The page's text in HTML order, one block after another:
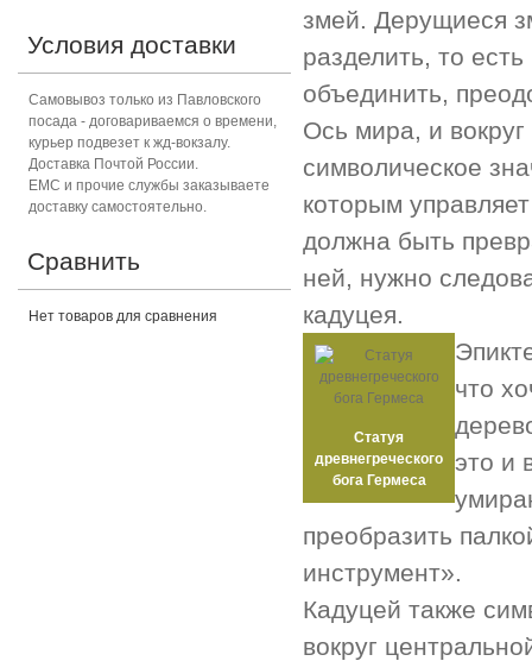
змей. Дерущиеся
разделить, то
объединить,
Ось мира, и
символическое
которым
должна быть
ней, нужно
кадуцея.
Статуя
древнегреческого
бога Гермеса
что
это и
преобразить
инструмент».
Кадуцей также
вокруг
Условия доставки
Самовывоз только из Павловского
посада - договариваемся о времени,
курьер подвезет к жд-вокзалу.
Доставка Почтой России.
ЕМС и прочие службы заказываете
доставку самостоятельно.
Сравнить
Нет товаров для сравнения